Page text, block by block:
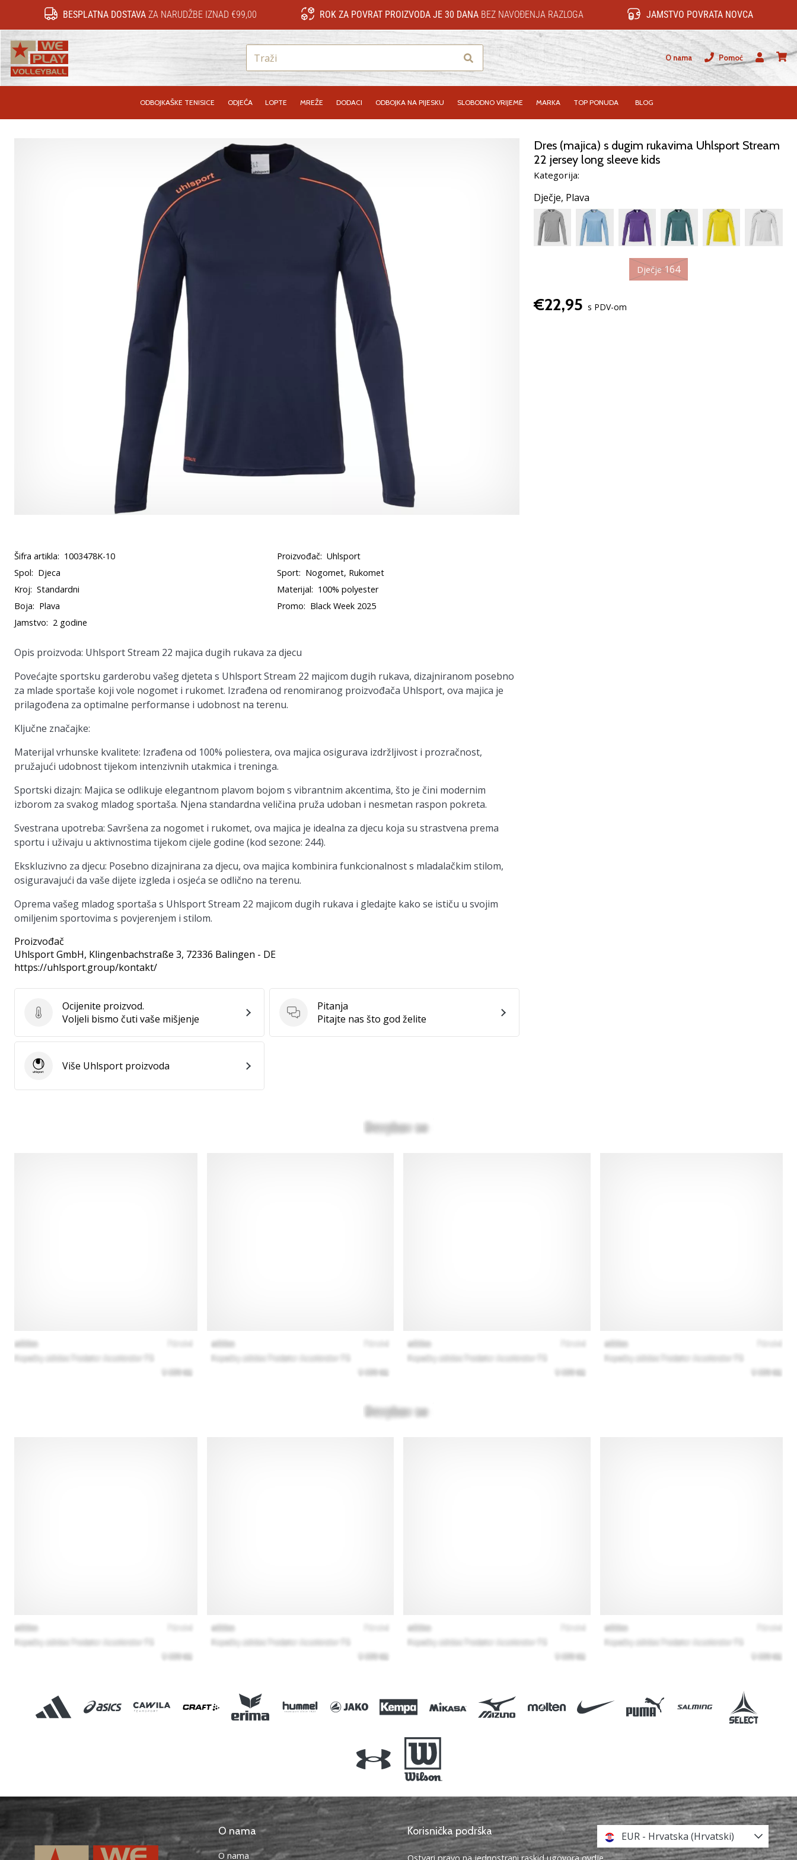
BESPLATNA DOSTAVAZA NARUDŽBE IZNAD €99,00 ROK ZA POVRAT PROIZVODA JE 30 DANABEZ NAVOĐENJA RAZLOGA JAMSTVO POVRATA NOVCA
O nama
Pomoć
Korisnik
ODBOJKAŠKE TENISICE ODJEĆA LOPTE MREŽE DODACI ODBOJKA NA PIJESKU SLOBODNO VRIJEME MARKA TOP PONUDA BLOG
Dres (majica) s dugim rukavima Uhlsport Stream
22 jersey long sleeve kids
Kategorija:
Dječje, Plava
Dječje 164
€22,95 s PDV-om
Šifra artikla: 1003478K-10 Proizvođač: Uhlsport
Spol: Djeca Sport: Nogomet, Rukomet
Kroj: Standardni Materijal: 100% polyester
Boja: Plava Promo: Black Week 2025
Jamstvo: 2 godine
Opis proizvoda: Uhlsport Stream 22 majica dugih rukava za djecu
Povećajte sportsku garderobu vašeg djeteta s Uhlsport Stream 22 majicom dugih rukava, dizajniranom posebno
za mlade sportaše koji vole nogomet i rukomet. Izrađena od renomiranog proizvođača Uhlsport, ova majica je
prilagođena za optimalne performanse i udobnost na terenu.
Ključne značajke:
Materijal vrhunske kvalitete: Izrađena od 100% poliestera, ova majica osigurava izdržljivost i prozračnost,
pružajući udobnost tijekom intenzivnih utakmica i treninga.
Sportski dizajn: Majica se odlikuje elegantnom plavom bojom s vibrantnim akcentima, što je čini modernim
izborom za svakog mladog sportaša. Njena standardna veličina pruža udoban i nesmetan raspon pokreta.
Svestrana upotreba: Savršena za nogomet i rukomet, ova majica je idealna za djecu koja su strastvena prema
sportu i uživaju u aktivnostima tijekom cijele godine (kod sezone: 244).
Ekskluzivno za djecu: Posebno dizajnirana za djecu, ova majica kombinira funkcionalnost s mladalačkim stilom,
osiguravajući da vaše dijete izgleda i osjeća se odlično na terenu.
Oprema vašeg mladog sportaša s Uhlsport Stream 22 majicom dugih rukava i gledajte kako se ističu u svojim
omiljenim sportovima s povjerenjem i stilom.
Proizvođač
Uhlsport GmbH, Klingenbachstraße 3, 72336 Balingen - DE
https://uhlsport.group/kontakt/
Ocijenite proizvod.
Ocijenite proizvod.
Voljeli bismo čuti vaše mišjenje
Pitanja
Pitanja
Pitajte nas što god želite
UhlsportViše Uhlsport proizvoda
O nama
O nama
Korisnička podrška EUR - Hrvatska (Hrvatski)